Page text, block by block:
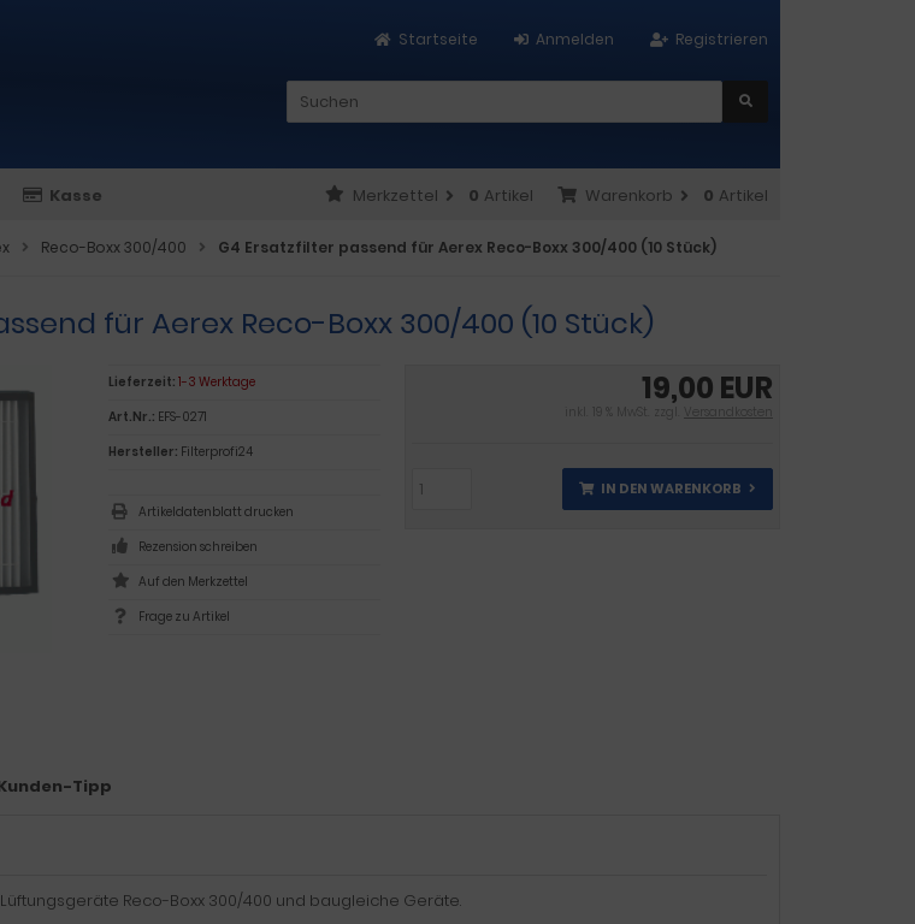
Registrieren
Anmelden
Startseite
Kasse Warenkorb 0 Artikel
Merkzettel 0 Artikel
Reco-Boxx 300/400 G4 Ersatzfilter passend für Aerex Reco-Boxx 300/400 (10 Stück)
für Aerex Reco-Boxx 300/400 (10 Stück)
19,00 EUR
inkl. 19 % MwSt. zzgl. Versandkosten
IN DEN WARENKORB
Lieferzeit: 1-3 Werktage
Art.Nr.: EFS-0271
Hersteller: Filterprofi24
Artikeldatenblatt drucken
Rezension schreiben
Frage zu Artikel
Tipp
Reco-Boxx 300/400 und baugleiche Geräte.